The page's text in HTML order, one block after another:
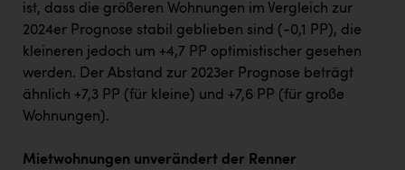
ist, dass die größeren Wohnungen im Vergleich zur
2024er Prognose stabil geblieben sind (-0,1 PP), die
kleineren jedoch um +4,7 PP optimistischer gesehen
werden. Der Abstand zur 2023er Prognose beträgt
ähnlich +7,3 PP (für kleine) und +7,6 PP (für große
Wohnungen).
Mietwohnungen unverändert der Renner